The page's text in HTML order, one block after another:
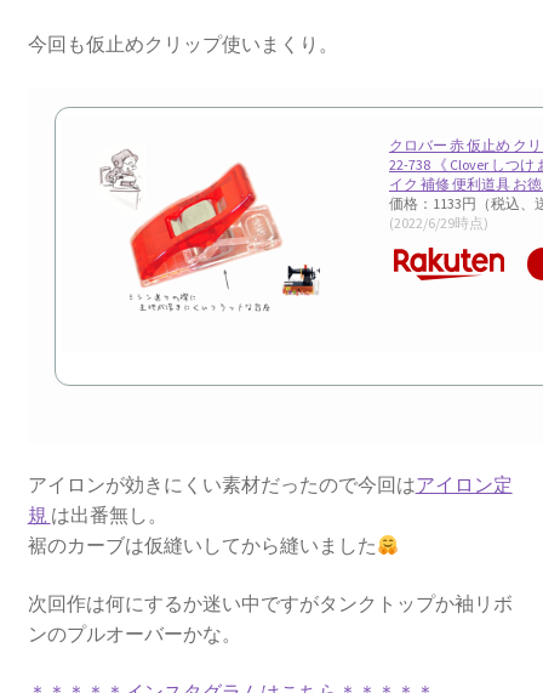
今回も仮止めクリップ使いまくり。
クロバー 赤 仮止め ク
22-738 《 Clover しつけ
イク 補修 便利道具 お
価格：1133円（税込、
(2022/6/29時点)
アイロンが効きにくい素材だったので今回はアイロン定
規 は出番無し。
裾のカーブは仮縫いしてから縫いました
次回作は何にするか迷い中ですがタンクトップか袖リボ
ンのプルオーバーかな。